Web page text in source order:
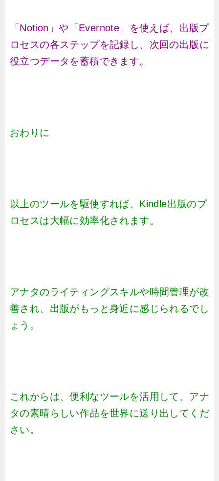
「Notion」や「Evernote」を使えば、出版プ
ロセスの各ステップを記録し、次回の出版に
役立つデータを蓄積できます。
おわりに
以上のツールを駆使すれば、Kindle出版のプ
ロセスは大幅に効率化されます。
アナタのライティングスキルや時間管理が改
善され、出版がもっと身近に感じられるでし
ょう。
これからは、便利なツールを活用して、アナ
タの素晴らしい作品を世界に送り出してくだ
さい。